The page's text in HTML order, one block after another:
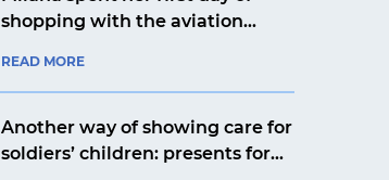
shopping with the aviation
READ MORE
Another way of showing care for
soldiers’ children: presents for